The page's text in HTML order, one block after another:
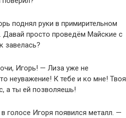
поднял руки в примирительном
Давай просто проведём Майские с
завелась?
Игорь! — Лиза уже не
неуважение! К тебе и ко мне! Твоя
а ты ей позволяешь!
голосе Игоря появился металл. —